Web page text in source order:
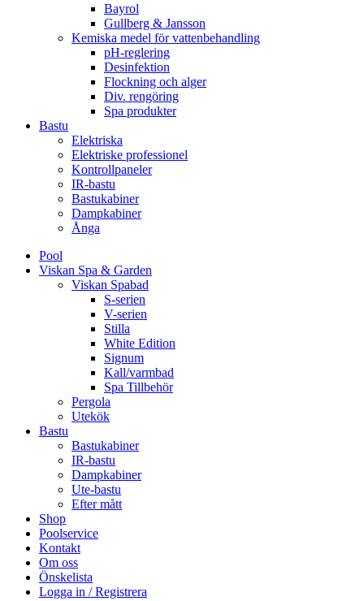
Bayrol
Gullberg & Jansson
Kemiska medel för vattenbehandling
pH-reglering
Desinfektion
Flockning och alger
Div. rengöring
Spa produkter
Bastu
Elektriska
Elektriske professionel
Kontrollpaneler
IR-bastu
Bastukabiner
Dampkabiner
Ånga
Pool
Viskan Spa & Garden
Viskan Spabad
S-serien
V-serien
Stilla
White Edition
Signum
Kall/varmbad
Spa Tillbehör
Pergola
Utekök
Bastu
Bastukabiner
IR-bastu
Dampkabiner
Ute-bastu
Efter mått
Shop
Poolservice
Kontakt
Om oss
Önskelista
Logga in / Registrera